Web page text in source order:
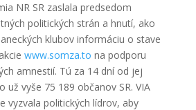
NR SR zaslala predsedom
politických strán a hnutí, ako
klubov informáciu o stave
www.somza.to na podporu
amnestií. Tú za 14 dní od jej
už vyše 75 189 občanov SR. VIA
vyzvala politických lídrov, aby